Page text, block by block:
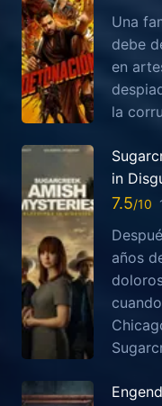
Una
debe
en
la
in
7.5
años